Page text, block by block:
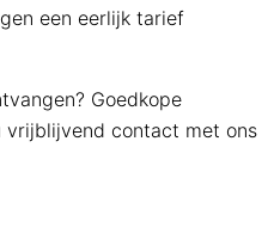
een eerlijk tarief
Goedkope
contact met ons